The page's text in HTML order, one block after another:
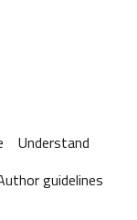
Understand
guidelines